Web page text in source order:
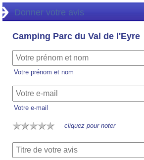
Donner votre avis
Camping Parc du Val de l'Eyre
Votre prénom et nom
Votre e-mail
cliquez pour noter